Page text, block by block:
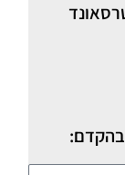
בהקדם: